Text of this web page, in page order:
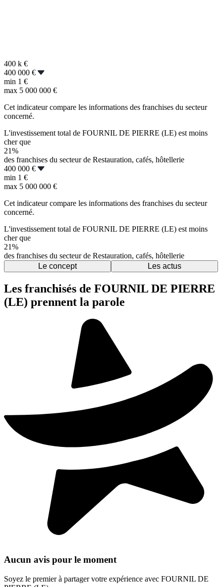
400 k €
400 000 €
min 1 €
max 5 000 000 €
Cet indicateur compare les informations des franchises du secteur
concerné.
L'investissement total de FOURNIL DE PIERRE (LE) est moins
cher que
21%
des franchises du secteur de Restauration, cafés, hôtellerie
400 000 €
min 1 €
max 5 000 000 €
Cet indicateur compare les informations des franchises du secteur
concerné.
L'investissement total de FOURNIL DE PIERRE (LE) est moins
cher que
21%
des franchises du secteur de Restauration, cafés, hôtellerie
Le concept
Les actus
Les franchisés de FOURNIL DE PIERRE
(LE) prennent la parole
Aucun avis pour le moment
Soyez le premier à partager votre expérience avec FOURNIL DE